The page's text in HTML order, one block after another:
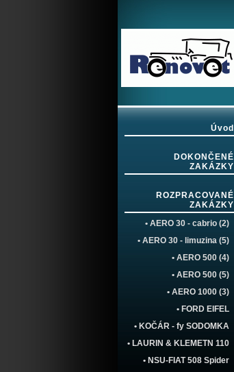
Úvod
DOKONČENÉ
ZAKÁZKY
ROZPRACOVANÉ
ZAKÁZKY
• AERO 30 - cabrio (2)
• AERO 30 - limuzina (5)
• AERO 500 (4)
• AERO 500 (5)
• AERO 1000 (3)
• FORD EIFEL
• KOČÁR - fy SODOMKA
• LAURIN & KLEMETN 110
• NSU-FIAT 508 Spider